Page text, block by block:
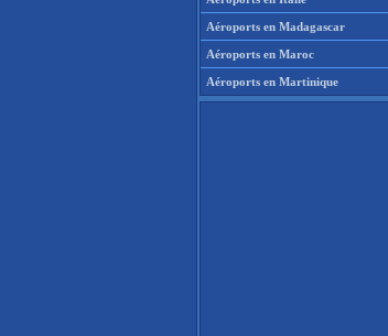
Aéroports en Madagascar
Aéroports en Maroc
Aéroports en Martinique